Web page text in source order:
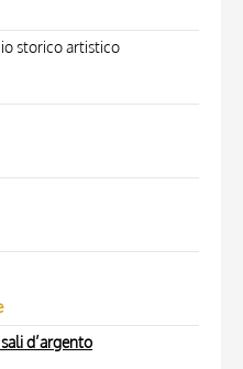
storico artistico
d’argento